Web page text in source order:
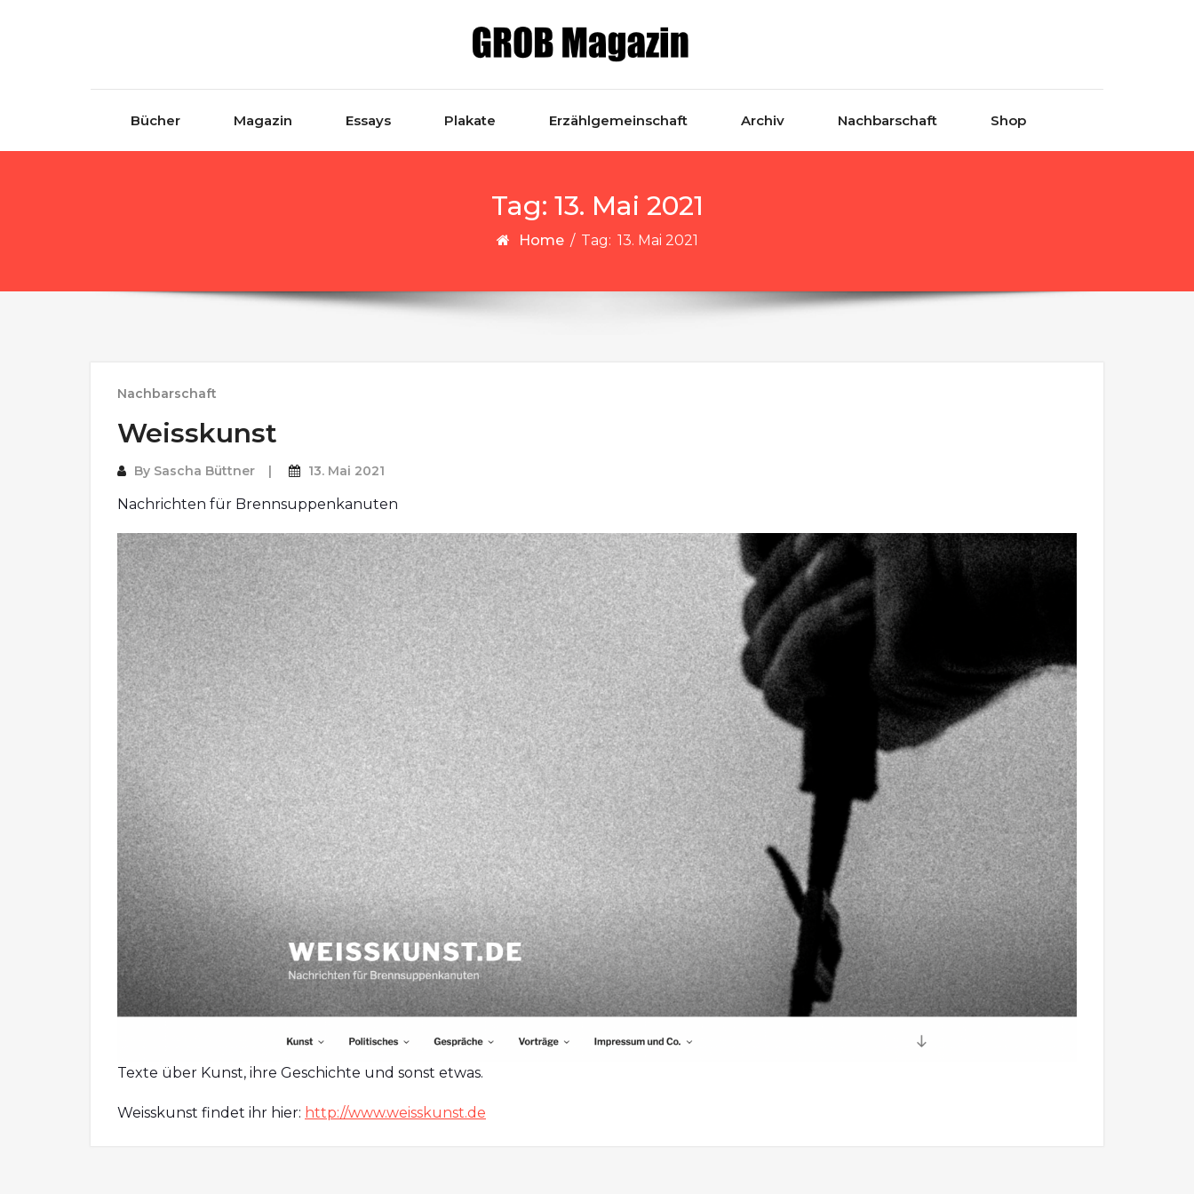
Bücher Magazin Essays Plakate Erzählgemeinschaft Archiv Nachbarschaft Shop
Tag: 13. Mai 2021
Home / Tag: 13. Mai 2021
Nachbarschaft
Weisskunst
By Sascha Büttner 13. Mai 2021
Nachrichten für Brennsuppenkanuten
Texte über Kunst, ihre Geschichte und sonst etwas.
Weisskunst findet ihr hier: http://www.weisskunst.de